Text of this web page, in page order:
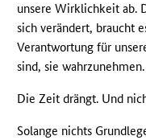
unsere Wirklichkeit ab.
sich verändert, braucht
Verantwortung für
sind, sie wahrzunehmen.
Die Zeit drängt. Und
Solange nichts